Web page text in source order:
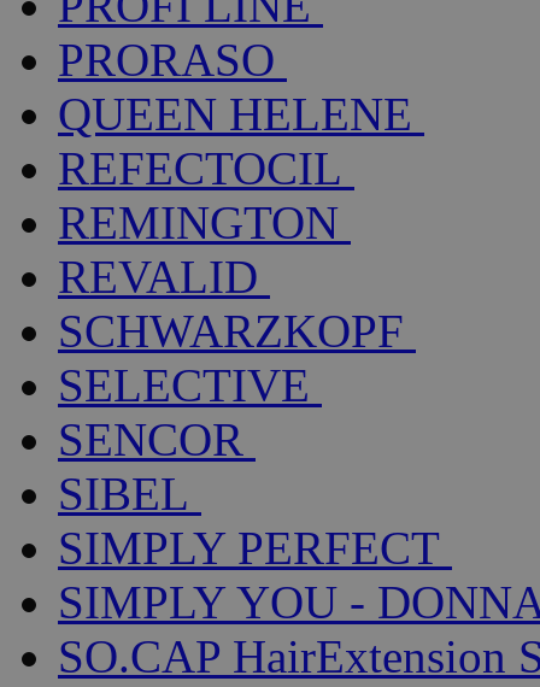
PRORASO
QUEEN HELENE
REFECTOCIL
REMINGTON
REVALID
SCHWARZKOPF
SELECTIVE
SENCOR
SIBEL
SIMPLY PERFECT
SIMPLY YOU -
SO.CAP HairExtension